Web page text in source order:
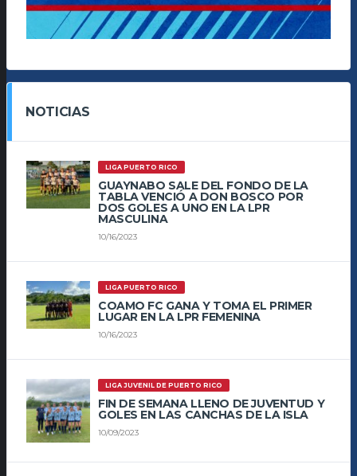
NOTICIAS
LIGA PUERTO RICO
GUAYNABO SALE DEL FONDO DE LA
TABLA VENCIÓ A DON BOSCO POR
DOS GOLES A UNO EN LA LPR
MASCULINA
10/16/2023
LIGA PUERTO RICO
COAMO FC GANA Y TOMA EL PRIMER
LUGAR EN LA LPR FEMENINA
10/16/2023
LIGA JUVENIL DE PUERTO RICO
FIN DE SEMANA LLENO DE JUVENTUD Y
GOLES EN LAS CANCHAS DE LA ISLA
10/09/2023